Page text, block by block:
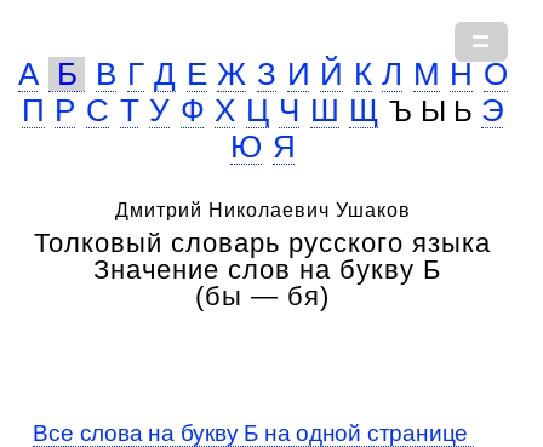
А Б В Г Д Е Ж З И Й К Л М Н О
П Р С Т У Ф Х Ц Ч Ш Щ Ъ Ы Ь Э
Ю Я
Дмитрий Николаевич Ушаков
Толковый словарь русского языка
Значение слов на букву Б
(бы — бя)
Все слова на букву Б на одной странице